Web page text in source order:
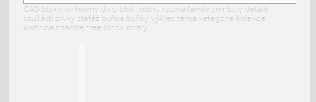
CAD bloky: knihovny dwg blok rodiny rodina family symboly detaily
součásti prvky stafáž buňka buňky výkres téma kategorie kolekce
knižnica zdarma free block library